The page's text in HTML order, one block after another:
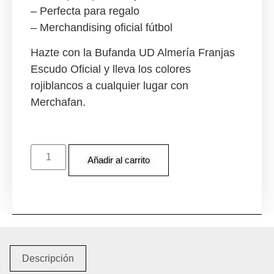
– Perfecta para regalo
– Merchandising oficial fútbol
Hazte con la Bufanda UD Almería Franjas
Escudo Oficial y lleva los colores
rojiblancos a cualquier lugar con
Merchafan.
Añadir al carrito
Descripción